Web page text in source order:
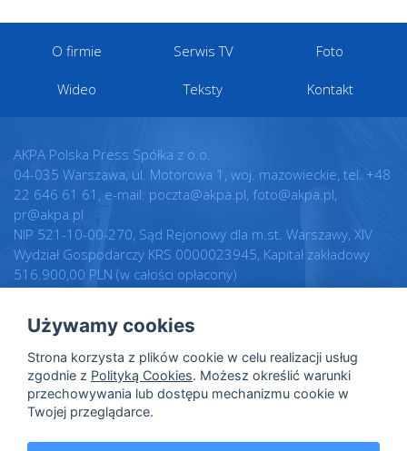
O firmie Serwis TV Foto
Wideo Teksty Kontakt
AKPA Polska Press Spółka z o.o.
04-035 Warszawa, ul. Motorowa 1, woj. mazowieckie, tel. +48
22 646 61 61, e-mail: poczta@akpa.pl, foto@akpa.pl,
pr@akpa.pl
NIP 521-10-00-270, Sąd Rejonowy dla m.st. Warszawy, XIV
Wydział Gospodarczy KRS 0000023945, Kapitał zakładowy
516.900,00 PLN (w całości opłacony)
Regulamin
Warunki licencji
Polityka prywatności
Polityka cookies
Dane osobowe
Realizacja:
Intellect.pl
Używamy cookies
Strona korzysta z plików cookie w celu realizacji usług
zgodnie z Polityką Cookies. Możesz określić warunki
przechowywania lub dostępu mechanizmu cookie w
Twojej przeglądarce.